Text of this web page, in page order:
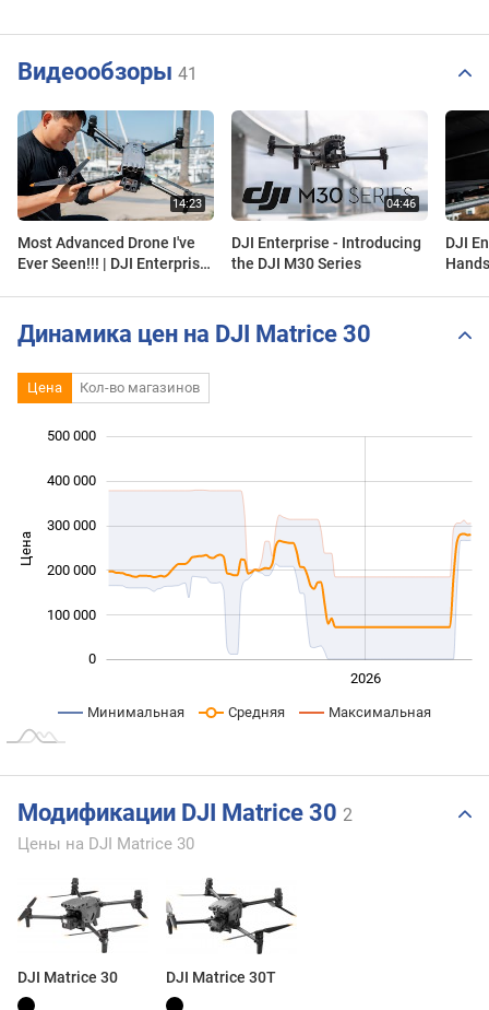
Видеообзоры 41
Most Advanced Drone I've
Ever Seen!!! | DJI Enterprise
DJI Enterprise - Introducing
the DJI M30 Series
DJI
Динамика цен на DJI Matrice 30
Цена Кол-во магазинов
Цена
0
100 000
200 000
300 000
400 000
500 000
2026
Минимальная Средняя Максимальная
Модификации DJI Matrice 30 2
Цены на DJI Matrice 30
DJI Matrice 30 DJI Matrice 30T